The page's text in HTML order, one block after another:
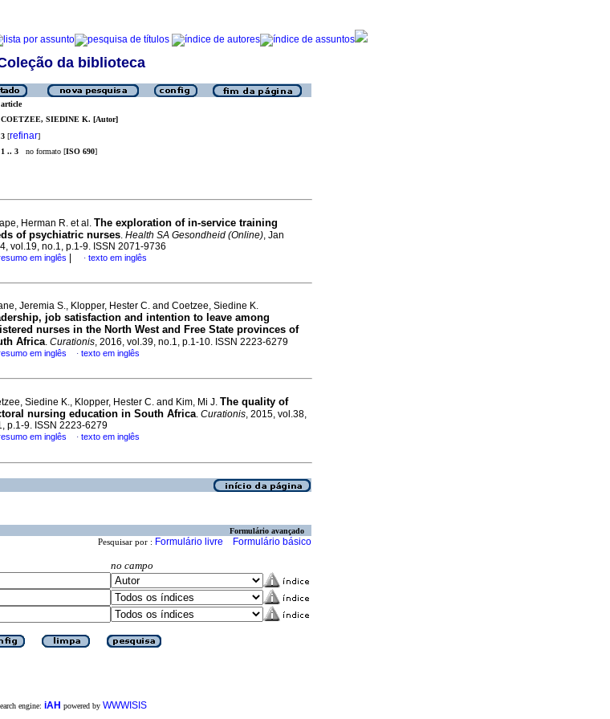
da biblioteca
article
COETZEE, SIEDINE K. [Autor]
3 [refinar]
1 .. 3 no formato [ISO 690]
Herman R. et al. The exploration of in-service training
of psychiatric nurses. Health SA Gesondheid (Online), Jan
vol.19, no.1, p.1-9. ISSN 2071-9736
em inglês · texto em inglês
Jeremia S., Klopper, Hester C. and Coetzee, Siedine K.
job satisfaction and intention to leave among
nurses in the North West and Free State provinces of
Africa. Curationis, 2016, vol.39, no.1, p.1-10. ISSN 2223-6279
em inglês · texto em inglês
Siedine K., Klopper, Hester C. and Kim, Mi J. The quality of
nursing education in South Africa. Curationis, 2015, vol.38,
p.1-9. ISSN 2223-6279
em inglês · texto em inglês
Formulário avançado
Pesquisar por : Formulário livre Formulário básico
no campo
engine: iAH powered by WWWISIS